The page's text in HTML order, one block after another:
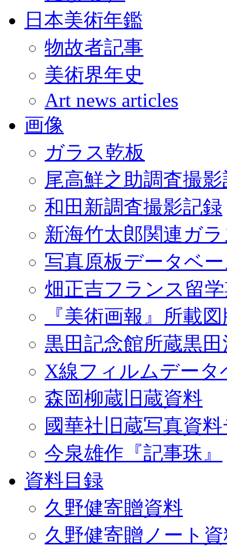
日本美術年鑑
物故者記事
美術界年史
Art news articles
画像
ガラス乾板
尾高鮮之助調査撮
和田新調査撮影記録
新海竹太郎関連ガ
写真原板データベ
畑正吉フランス留
『美術画報』所載
黒田記念館所蔵黒
X線フィルムデータ
森岡柳蔵旧蔵資料
國華社旧蔵写真資
今泉雄作『記事珠』
資料目録
久野健寄贈資料
久野健寄贈ノート